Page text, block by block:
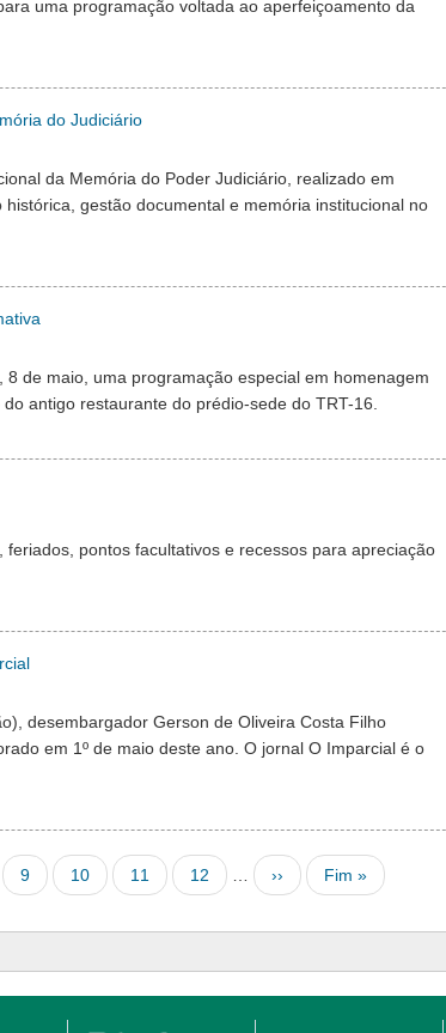
uma programação voltada ao aperfeiçoamento da
do Judiciário
da Memória do Poder Judiciário, realizado em
gestão documental e memória institucional no
de maio, uma programação especial em homenagem
antigo restaurante do prédio-sede do TRT-16.
pontos facultativos e recessos para apreciação
desembargador Gerson de Oliveira Costa Filho
em 1º de maio deste ano. O jornal O Imparcial é o
atual
Página
9 Página
10 Página
11 Página
12 Next page
›› Last page
Fim »